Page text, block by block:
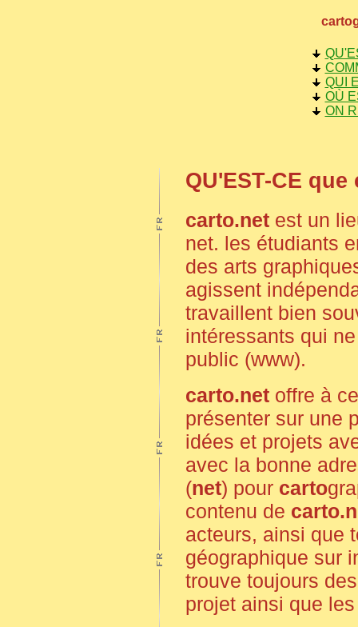
QUI
OÙ
ON
QU'EST-CE
carto.net est un
net. les étudiants
des arts
agissent
travaillent bien
intéressants qui
public (www).
carto.net offre à
présenter sur une
idées et projets
avec la bonne
(net) pour carto
contenu de
acteurs, ainsi que
géographique sur
trouve toujours
projet ainsi que